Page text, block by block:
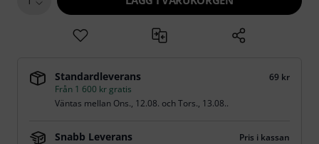
Standardleverans
69 kr
Från 1 600 kr gratis
Väntas mellan Ons., 12.08. ochTors., 13.08..
Snabb Leverans
Pris i kassan